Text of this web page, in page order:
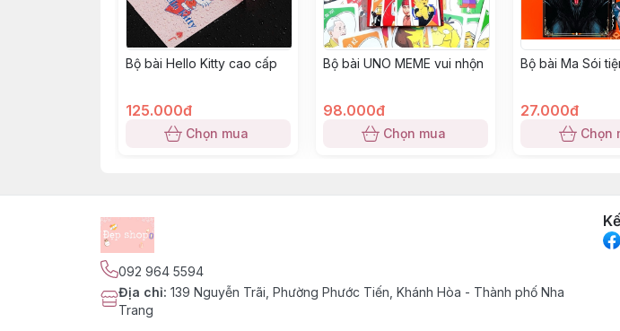
Bộ bài Hello Kitty cao cấp
125.000đ
Chọn mua
Bộ bài UNO MEME vui nhộn
98.000đ
Chọn mua
Bộ bài Ma Sói
27.000đ
Chọn
092 964 5594
Địa chỉ: 139 Nguyễn Trãi, Phường Phước Tiến, Khánh Hòa - Thành phố Nha
Trang